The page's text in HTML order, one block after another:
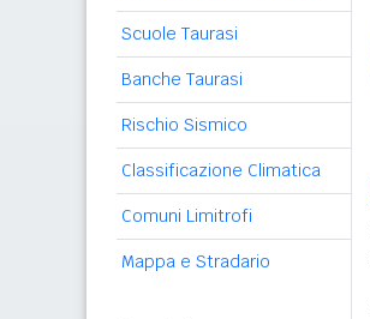
Scuole Taurasi
Banche Taurasi
Rischio Sismico
Classificazione Climatica
Comuni Limitrofi
Mappa e Stradario